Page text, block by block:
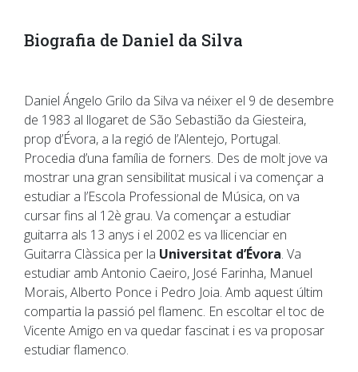
Biografia de Daniel da Silva
Daniel Ángelo Grilo da Silva va néixer el 9 de desembre
de 1983 al llogaret de São Sebastião da Giesteira,
prop d’Évora, a la regió de l’Alentejo, Portugal.
Procedia d’una família de forners. Des de molt jove va
mostrar una gran sensibilitat musical i va començar a
estudiar a l’Escola Professional de Música, on va
cursar fins al 12è grau. Va començar a estudiar
guitarra als 13 anys i el 2002 es va llicenciar en
Guitarra Clàssica per la Universitat d’Évora. Va
estudiar amb Antonio Caeiro, José Farinha, Manuel
Morais, Alberto Ponce i Pedro Joia. Amb aquest últim
compartia la passió pel flamenc. En escoltar el toc de
Vicente Amigo en va quedar fascinat i es va proposar
estudiar flamenco.